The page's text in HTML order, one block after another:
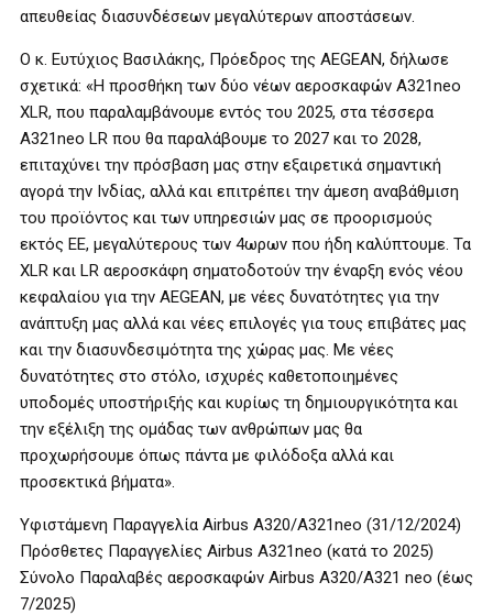
απευθείας διασυνδέσεων μεγαλύτερων αποστάσεων.
Ο κ. Ευτύχιος Βασιλάκης, Πρόεδρος της AEGEAN, δήλωσε
σχετικά: «Η προσθήκη των δύο νέων αεροσκαφών Α321neo
XLR, που παραλαμβάνουμε εντός του 2025, στα τέσσερα
Α321neo LR που θα παραλάβουμε το 2027 και το 2028,
επιταχύνει την πρόσβαση μας στην εξαιρετικά σημαντική
αγορά την Ινδίας, αλλά και επιτρέπει την άμεση αναβάθμιση
του προϊόντος και των υπηρεσιών μας σε προορισμούς
εκτός ΕΕ, μεγαλύτερους των 4ωρων που ήδη καλύπτουμε. Τα
ΧLR και LR αεροσκάφη σηματοδοτούν την έναρξη ενός νέου
κεφαλαίου για την AEGEAN, με νέες δυνατότητες για την
ανάπτυξη μας αλλά και νέες επιλογές για τους επιβάτες μας
και την διασυνδεσιμότητα της χώρας μας. Με νέες
δυνατότητες στο στόλο, ισχυρές καθετοποιημένες
υποδομές υποστήριξής και κυρίως τη δημιουργικότητα και
την εξέλιξη της ομάδας των ανθρώπων μας θα
προχωρήσουμε όπως πάντα με φιλόδοξα αλλά και
προσεκτικά βήματα».
Υφιστάμενη Παραγγελία Airbus A320/Α321neo (31/12/2024)
Πρόσθετες Παραγγελίες Airbus Α321neo (κατά το 2025)
Σύνολο Παραλαβές αεροσκαφών Airbus Α320/Α321 neo (έως
7/2025)